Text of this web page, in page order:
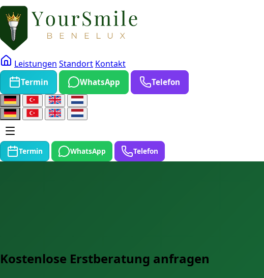
Leistungen Standort Kontakt
Termin WhatsApp Telefon
Termin WhatsApp Telefon
Kostenlose Erstberatung anfragen